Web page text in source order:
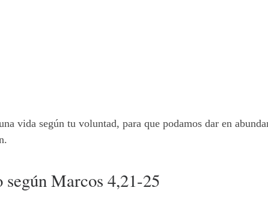
vida según tu voluntad, para que podamos dar en
Marcos 4,21-25